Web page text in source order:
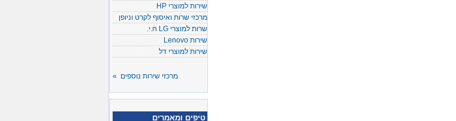
שירות למוצרי HP
מרכזי שרות ואיסוף לקרט וניופן
שרות למוצרי LG ח.י.
שירות Lenovo
שירות למוצרי דל
מרכזי שירות נוספים »
טיפים ומאמרים